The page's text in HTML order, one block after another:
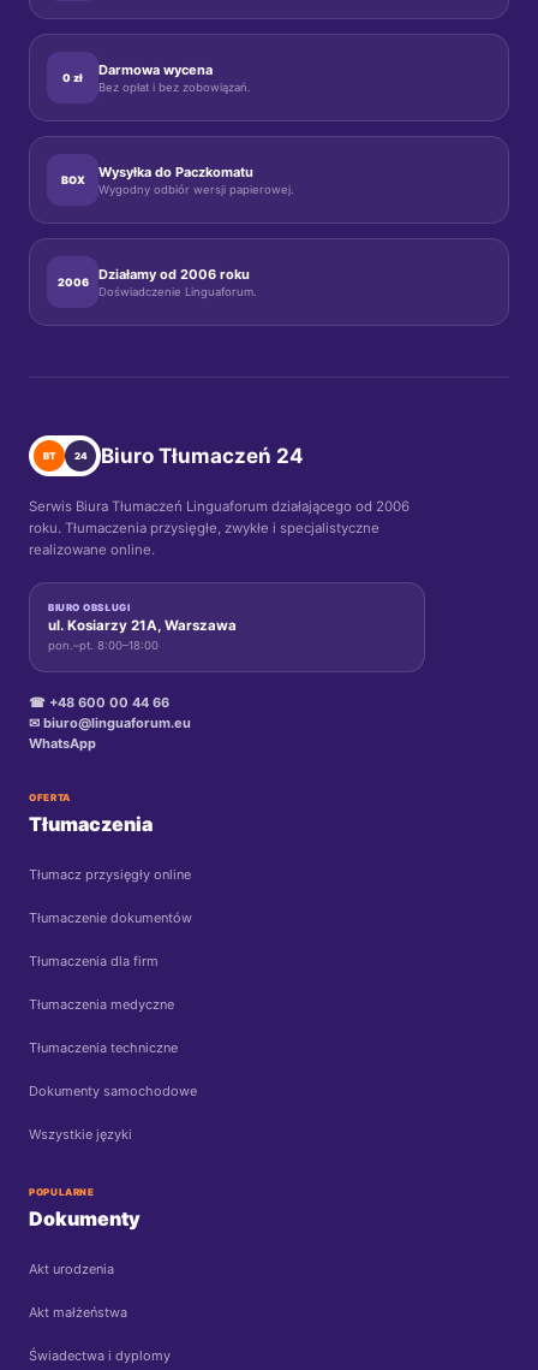
0 zł Darmowa wycena
Bez opłat i bez zobowiązań.
BOX Wysyłka do Paczkomatu
Wygodny odbiór wersji papierowej.
2006 Działamy od 2006 roku
Doświadczenie Linguaforum.
BT 24 Biuro Tłumaczeń 24
Serwis Biura Tłumaczeń Linguaforum działającego od 2006
roku. Tłumaczenia przysięgłe, zwykłe i specjalistyczne
realizowane online.
BIURO OBSŁUGI
ul. Kosiarzy 21A, Warszawa
pon.–pt. 8:00–18:00
☎ +48 600 00 44 66
✉ biuro@linguaforum.eu
WhatsApp
OFERTA
Tłumaczenia
Tłumacz przysięgły online
Tłumaczenie dokumentów
Tłumaczenia dla firm
Tłumaczenia medyczne
Tłumaczenia techniczne
Dokumenty samochodowe
Wszystkie języki
POPULARNE
Dokumenty
Akt urodzenia
Akt małżeństwa
Świadectwa i dyplomy